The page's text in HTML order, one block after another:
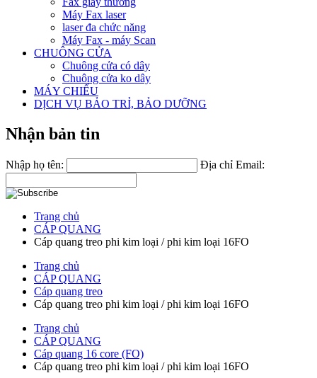
Máy Fax laser
laser đa chức năng
Máy Fax - máy Scan
CHUÔNG CỬA
Chuông cửa có dây
Chuông cửa ko dây
MÁY CHIẾU
DỊCH VỤ BẢO TRỈ, BẢO DƯỠNG
Nhận bản tin
Nhập họ tên: Địa chỉ Email:
Trang chủ
CÁP QUANG
Cáp quang treo phi kim loại / phi kim loại 16FO
Trang chủ
CÁP QUANG
Cáp quang treo
Cáp quang treo phi kim loại / phi kim loại 16FO
Trang chủ
CÁP QUANG
Cáp quang 16 core (FO)
Cáp quang treo phi kim loại / phi kim loại 16FO